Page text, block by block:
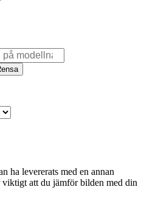
ha levererats med en annan
att du jämför bilden med din